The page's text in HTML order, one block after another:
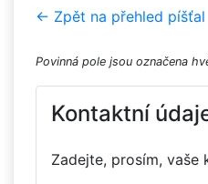
← Zpět na přehled píšťal
Povinná pole jsou označena
Kontaktní
Zadejte, prosím, vaše